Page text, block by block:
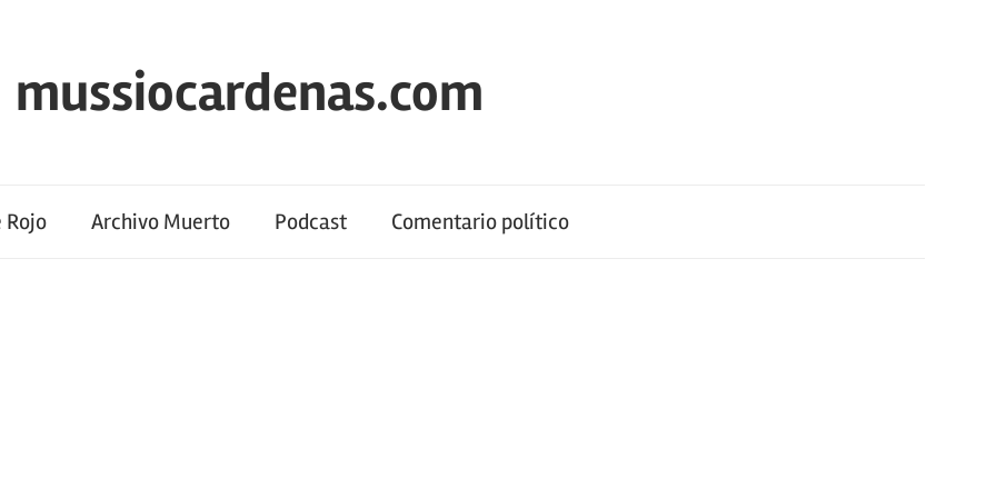
mussiocardenas.com
Archivo Muerto Podcast Comentario político